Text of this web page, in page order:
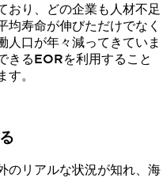
おり、どの企業も人材不足
均寿命が伸びただけでなく
人口が年々減ってきていま
きるEORを利用すること
。
のリアルな状況が知れ、海